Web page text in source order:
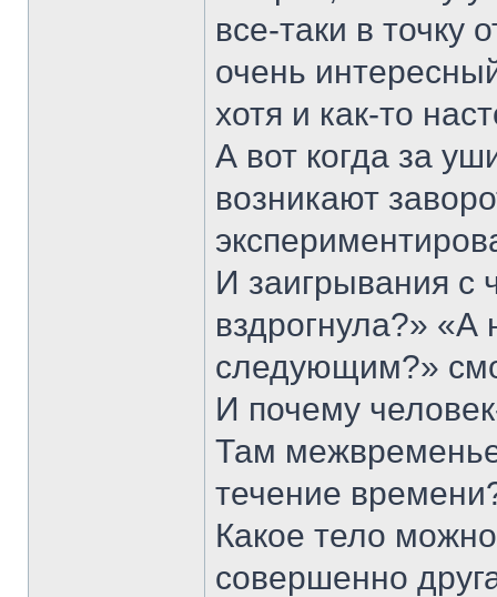
все-таки в точку
очень
хотя и как-то
А вот когда за
возникают
И заигрывания с
вздрогнула?»
следующим?»
И почему
Там
течение
Какое тело
совершенно